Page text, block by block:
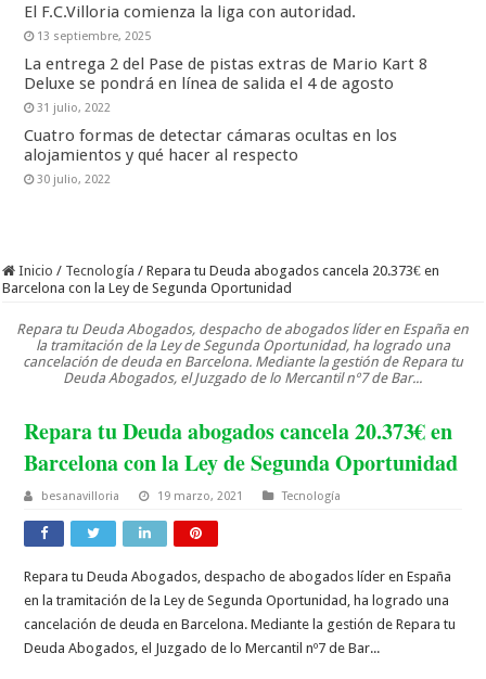
El F.C.Villoria comienza la liga con autoridad.
13 septiembre, 2025
La entrega 2 del Pase de pistas extras de Mario Kart 8
Deluxe se pondrá en línea de salida el 4 de agosto
31 julio, 2022
Cuatro formas de detectar cámaras ocultas en los
alojamientos y qué hacer al respecto
30 julio, 2022
Inicio / Tecnología / Repara tu Deuda abogados cancela 20.373€ en
Barcelona con la Ley de Segunda Oportunidad
Repara tu Deuda Abogados, despacho de abogados líder en España en
la tramitación de la Ley de Segunda Oportunidad, ha logrado una
cancelación de deuda en Barcelona. Mediante la gestión de Repara tu
Deuda Abogados, el Juzgado de lo Mercantil nº7 de Bar...
Repara tu Deuda abogados cancela 20.373€ en
Barcelona con la Ley de Segunda Oportunidad
besanavilloria 19 marzo, 2021 Tecnología
Repara tu Deuda Abogados, despacho de abogados líder en España
en la tramitación de la Ley de Segunda Oportunidad, ha logrado una
cancelación de deuda en Barcelona. Mediante la gestión de Repara tu
Deuda Abogados, el Juzgado de lo Mercantil nº7 de Bar...